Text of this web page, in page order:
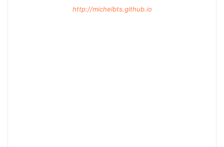
http://michelbts.github.io